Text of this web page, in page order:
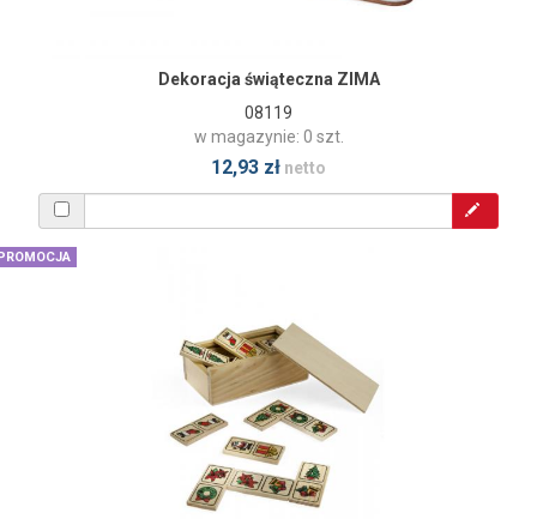
Dekoracja świąteczna ZIMA
08119
w magazynie: 0 szt.
12,93 zł netto